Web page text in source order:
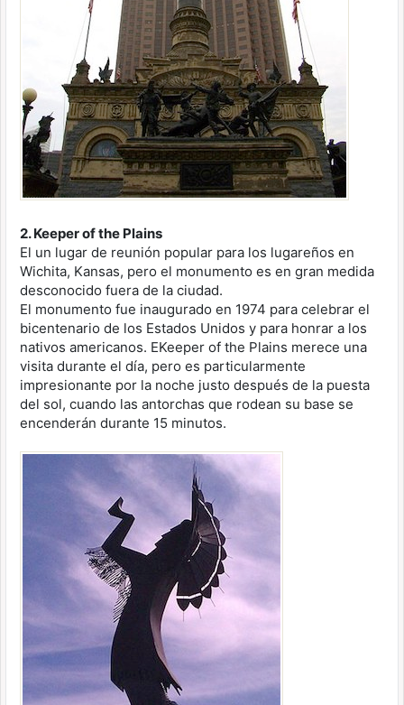
2. Keeper of the Plains
El un lugar de reunión popular para los lugareños en
Wichita, Kansas, pero el monumento es en gran medida
desconocido fuera de la ciudad.
El monumento fue inaugurado en 1974 para celebrar el
bicentenario de los Estados Unidos y para honrar a los
nativos americanos. EKeeper of the Plains merece una
visita durante el día, pero es particularmente
impresionante por la noche justo después de la puesta
del sol, cuando las antorchas que rodean su base se
encenderán durante 15 minutos.